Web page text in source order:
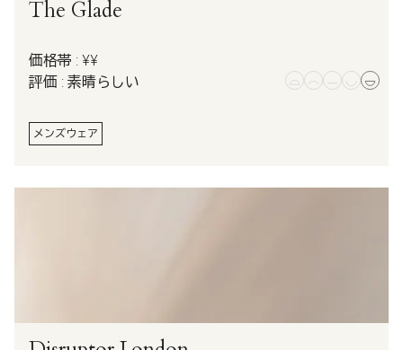
The Glade
価格帯 : ¥¥
評価 : 素晴らしい
メンズウェア